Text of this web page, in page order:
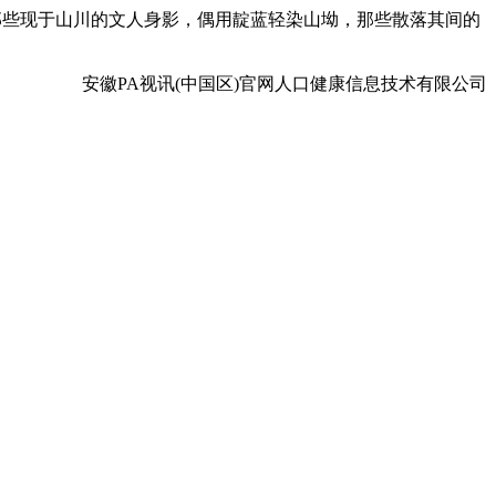
现于山川的文人身影，偶用靛蓝轻染山坳，那些散落其间的
安徽PA视讯(中国区)官网人口健康信息技术有限公司